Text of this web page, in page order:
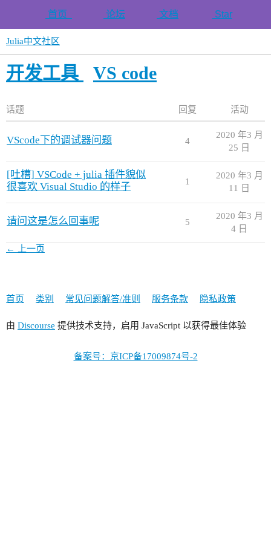
首页 论坛 文档 Star
Julia中文社区
开发工具 VS code
话题 回复 活动
VScode下的调试器问题 4
2020 年3 月
25 日
[吐槽] VSCode + julia 插件貌似
很喜欢 Visual Studio 的样子
1
2020 年3 月
11 日
请问这是怎么回事呢 5
2020 年3 月
4 日
← 上一页
首页 类别 常见问题解答/准则 服务条款 隐私政策
由 Discourse 提供技术支持，启用 JavaScript 以获得最佳体验
备案号：京ICP备17009874号-2